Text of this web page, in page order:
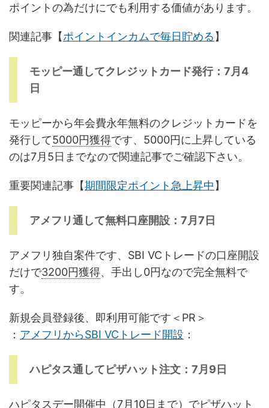
ポイントの為だけにでも利用する価値があります。
関連記事【ポイントインカムで毎日貯める】
モッピー通してクレジットカード発行：7月4
日
モッピーから年会費永年無料のクレジットカードを
発行して5000円獲得です、5000円に上昇している
のは7月5日までなので関連記事でご確認下さい。
重要関連記事【期間限定ポイント急上昇中】
アメフリ通して無料口座開設：7月7日
アメフリ独自案件です、SBI VCトレードの口座開設
だけで3200円獲得、手出し0円なので完全無料で
す。
新規会員登録後、即利用可能です＜PR＞
： アメフリからSBI VCトレード開設 ：
ハピタス通してピザハット注文：7月9日
ハピタスデー開催中（7月10日まで）でピザハット